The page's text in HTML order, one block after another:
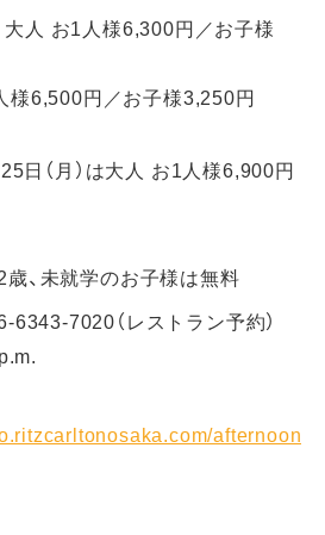
お1人様6,300円／お子様
6,500円／お子様3,250円
日（月）は大人 お1人様6,900円
、未就学のお子様は無料
7020（レストラン予約）
afternoon